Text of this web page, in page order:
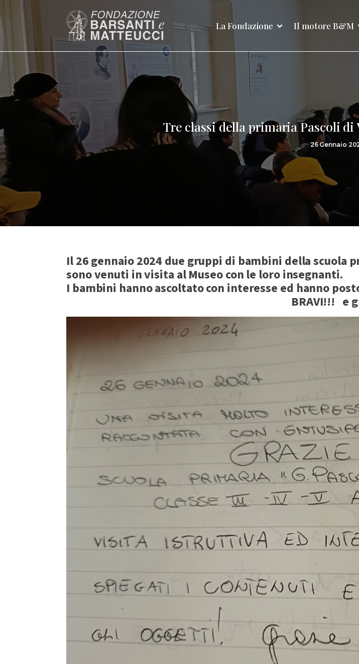
La Fondazione Il motore B&M
Tre classi della primaria Pascoli
26 Gennaio
Il 26 gennaio 2024 due gruppi di bambini della scuola
sono venuti in visita al Museo con le loro insegnanti.
I bambini hanno ascoltato con interesse ed hanno
BRAVI!!! e